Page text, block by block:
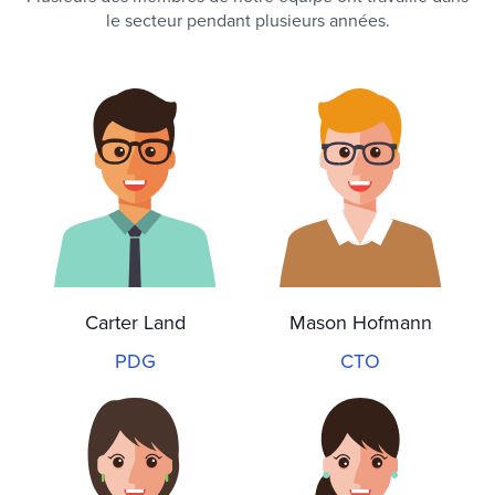
le secteur pendant plusieurs années.
Carter Land
PDG
Mason Hofmann
CTO